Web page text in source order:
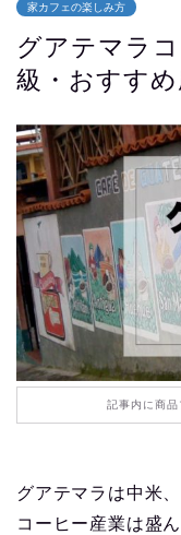
家カフェの楽しみ方
グアテマラ
級・おすす
記事内に商
グアテマラは中米
コーヒー産業は盛